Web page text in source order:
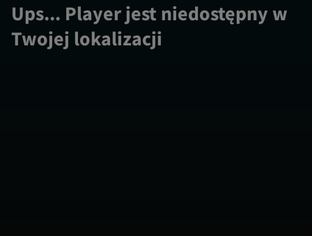
Ups... Player jest niedostępny w
Twojej lokalizacji